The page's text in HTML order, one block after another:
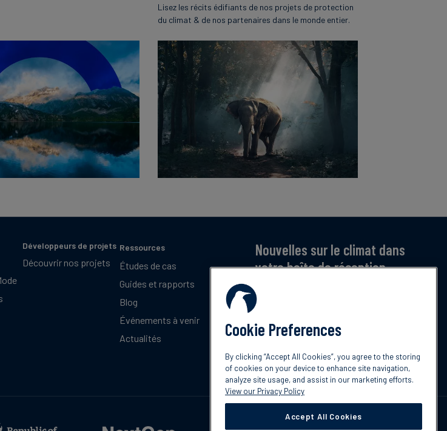
Lisez les récits édifiants de nos projets de protection
du climat & de nos partenaires dans le monde entier.
Développeurs de projets
Découvrir nos projets
Ressources
Études de cas
Guides et rapports
Blog
Événements à venir
Actualités
Nouvelles sur le climat dans
votre boîte de réception
Inscrivez-vous pour recevoir notre bulletin
mensuel gratuit sur les dernières tendances,
Abonnez-vous
Cookie Preferences
By clicking “Accept All Cookies”, you agree to the storing
of cookies on your device to enhance site navigation,
analyze site usage, and assist in our marketing efforts.
View our Privacy Policy
Accept All Cookies